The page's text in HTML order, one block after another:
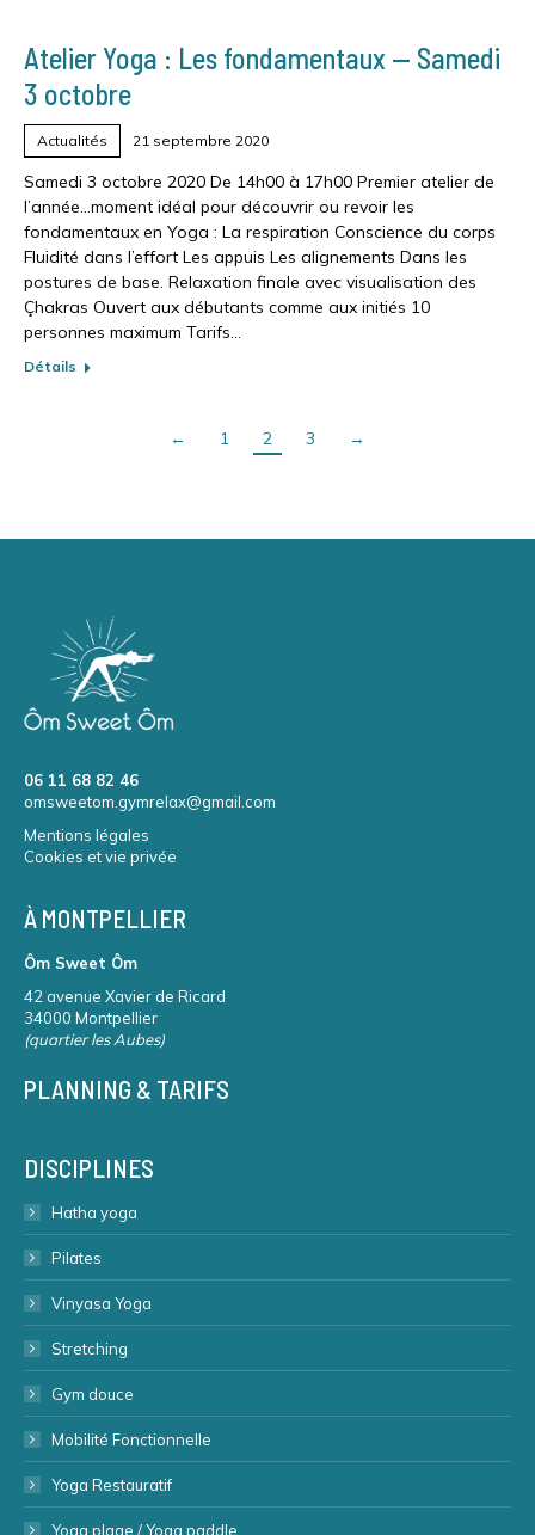
Atelier Yoga : Les fondamentaux — Samedi
3 octobre
Actualités 21 septembre 2020
Samedi 3 octobre 2020 De 14h00 à 17h00 Premier atelier de
l’année…moment idéal pour découvrir ou revoir les
fondamentaux en Yoga : La respiration Conscience du corps
Fluidité dans l’effort Les appuis Les alignements Dans les
postures de base. Relaxation finale avec visualisation des
Çhakras Ouvert aux débutants comme aux initiés 10
personnes maximum Tarifs…
Détails
← 1 2 3 →
06 11 68 82 46
omsweetom.gymrelax@gmail.com
Mentions légales
Cookies et vie privée
À MONTPELLIER
Ôm Sweet Ôm
42 avenue Xavier de Ricard
34000 Montpellier
(quartier les Aubes)
PLANNING & TARIFS
DISCIPLINES
Hatha yoga
Pilates
Vinyasa Yoga
Stretching
Gym douce
Mobilité Fonctionnelle
Yoga Restauratif
Yoga plage / Yoga paddle